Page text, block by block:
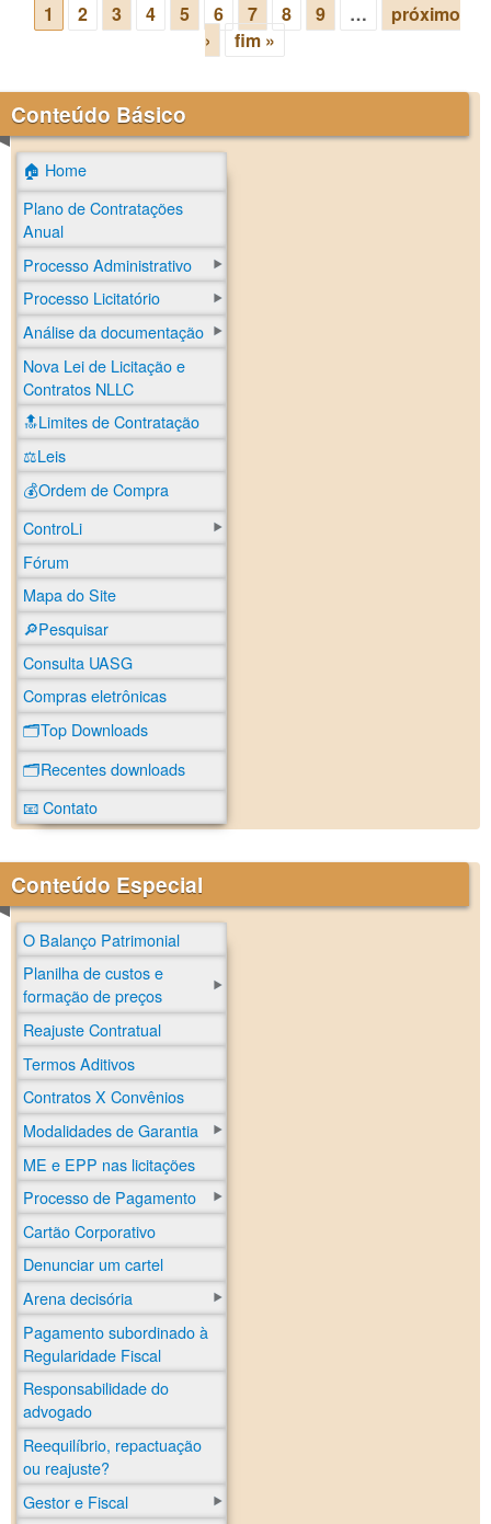
Páginas
1 2 3 4 5 6 7 8 9 …
próximo
›
fim »
Conteúdo Básico
🏠 Home
Plano de Contratações
Anual
Processo Administrativo
Processo Licitatório
Análise da documentação
Nova Lei de Licitação e
Contratos NLLC
🔝Limites de Contratação
⚖️Leis
💰Ordem de Compra
ControLi
Fórum
Mapa do Site
🔎Pesquisar
Consulta UASG
Compras eletrônicas
🗂️Top Downloads
🗂️Recentes downloads
📧 Contato
Conteúdo Especial
O Balanço Patrimonial
Planilha de custos e
formação de preços
Reajuste Contratual
Termos Aditivos
Contratos X Convênios
Modalidades de Garantia
ME e EPP nas licitações
Processo de Pagamento
Cartão Corporativo
Denunciar um cartel
Arena decisória
Pagamento subordinado à
Regularidade Fiscal
Responsabilidade do
advogado
Reequilíbrio, repactuação
ou reajuste?
Gestor e Fiscal